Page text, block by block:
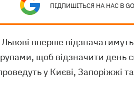
ПІДПИШІТЬСЯ НА НАС В
Львові вперше
щоб відзначити день
у Києві, Запоріжжі